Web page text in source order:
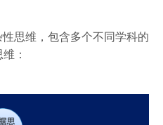
思维，包含多个不同学科的
：